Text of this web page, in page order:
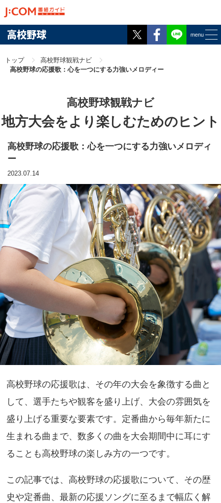
Twitter
Facebook
menu
高校野球
トップ
高校野球観戦ナビ
高校野球の応援歌：心を一つにする力強いメロディー
高校野球観戦ナビ
地方大会をより楽しむためのヒント
高校野球の応援歌：心を一つにする力強いメロディ
ー
2023.07.14
高校野球の応援歌は、その年の大会を象徴する曲と
して、選手たちや観客を盛り上げ、大会の雰囲気を
盛り上げる重要な要素です。定番曲から毎年新たに
生まれる曲まで、数多くの曲を大会期間中に耳にす
ることも高校野球の楽しみ方の一つです。
この記事では、高校野球の応援歌について、その歴
史や定番曲、最新の応援ソングに至るまで幅広く解